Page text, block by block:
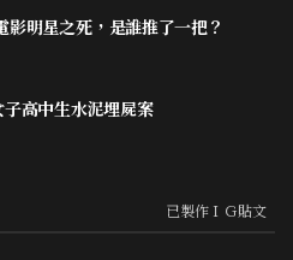
影明星之死，是誰推了一把？
高中生水泥埋屍案
已製作ＩＧ貼文